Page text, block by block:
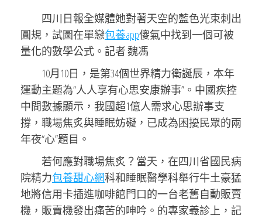
四川日報全媒體她對著天空的藍色光束刺出
圓規，試圖在單戀包養app傻氣中找到一個可被
量化的數學公式。記者 魏馮
10月10日，是第34個世界精力衛誕辰，本年
運動主題為“人人享有心思安康辦事”。中國疾控
中間數據顯示，我國超1億人需求心思辦事支
撐，職場焦炙與睡眠妨礙，已成為困擾民眾的兩
年夜“心”題目。
若何應對職場焦炙？當天，在四川省國民病
院精力包養甜心網科和睡眠醫學科舉行牛土豪猛
地將信用卡插進咖啡館門口的一台老舊自動販賣
機，販賣機發出痛苦的呻吟。的專家義診上，記